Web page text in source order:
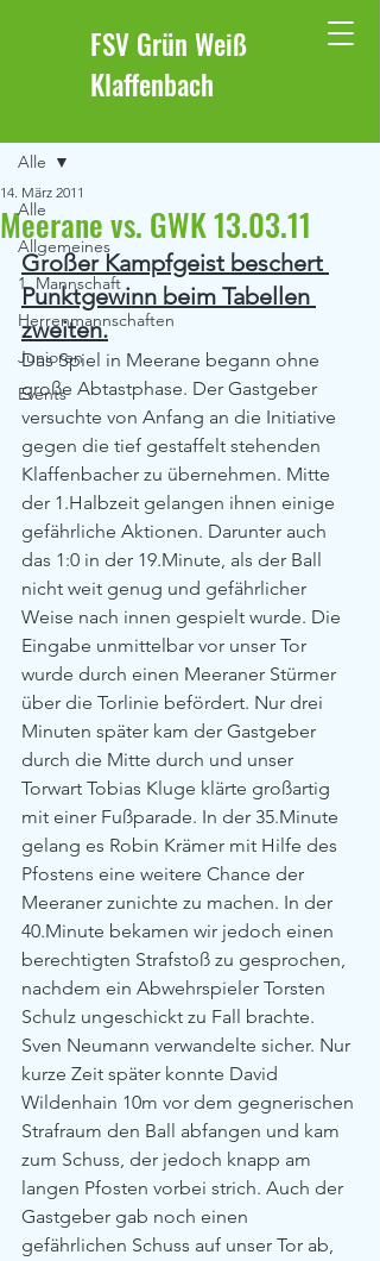
FSV Grün Weiß
Klaffenbach
Alle
Allgemeines
1. Mannschaft
Herrenmannschaften
Junioren
Events
Alle
Meerane vs. GWK 13.03.11
14. März 2011
Großer Kampfgeist beschert
Punktgewinn beim Tabellen
zweiten.
Das Spiel in Meerane begann ohne
große Abtastphase. Der Gastgeber
versuchte von Anfang an die Initiative
gegen die tief gestaffelt stehenden
Klaffenbacher zu übernehmen. Mitte
der 1.Halbzeit gelangen ihnen einige
gefährliche Aktionen. Darunter auch
das 1:0 in der 19.Minute, als der Ball
nicht weit genug und gefährlicher
Weise nach innen gespielt wurde. Die
Eingabe unmittelbar vor unser Tor
wurde durch einen Meeraner Stürmer
über die Torlinie befördert. Nur drei
Minuten später kam der Gastgeber
durch die Mitte durch und unser
Torwart Tobias Kluge klärte großartig
mit einer Fußparade. In der 35.Minute
gelang es Robin Krämer mit Hilfe des
Pfostens eine weitere Chance der
Meeraner zunichte zu machen. In der
40.Minute bekamen wir jedoch einen
berechtigten Strafstoß zu gesprochen,
nachdem ein Abwehrspieler Torsten
Schulz ungeschickt zu Fall brachte.
Sven Neumann verwandelte sicher. Nur
kurze Zeit später konnte David
Wildenhain 10m vor dem gegnerischen
Strafraum den Ball abfangen und kam
zum Schuss, der jedoch knapp am
langen Pfosten vorbei strich. Auch der
Gastgeber gab noch einen
gefährlichen Schuss auf unser Tor ab,